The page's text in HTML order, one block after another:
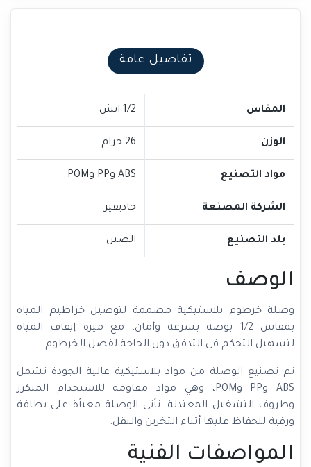
تفاصيل عامة
المقاس 1/2 انش
الوزن 26 جرام
مواد التصنيع ABS وPP وPOM
الشركة المصنعة جاديفير
بلد التصنيع الصين
الوصف
وصلة خرطوم بلاستيكية مصممة لتوصيل خراطيم المياه
بمقاس 1/2 بوصة بسرعة وأمان، مع ميزة إيقاف المياه
لتسهيل التحكم في التدفق دون الحاجة لفصل الخرطوم.
تم تصنيع الوصلة من مواد بلاستيكية عالية الجودة تشمل
ABS وPP وPOM، وهي مواد مقاومة للاستخدام المتكرر
وظروف التشغيل المعتدلة. تأتي الوصلة معبأة على بطاقة
ورقية للحفاظ عليها أثناء التخزين والنقل.
المواصفات الفنية